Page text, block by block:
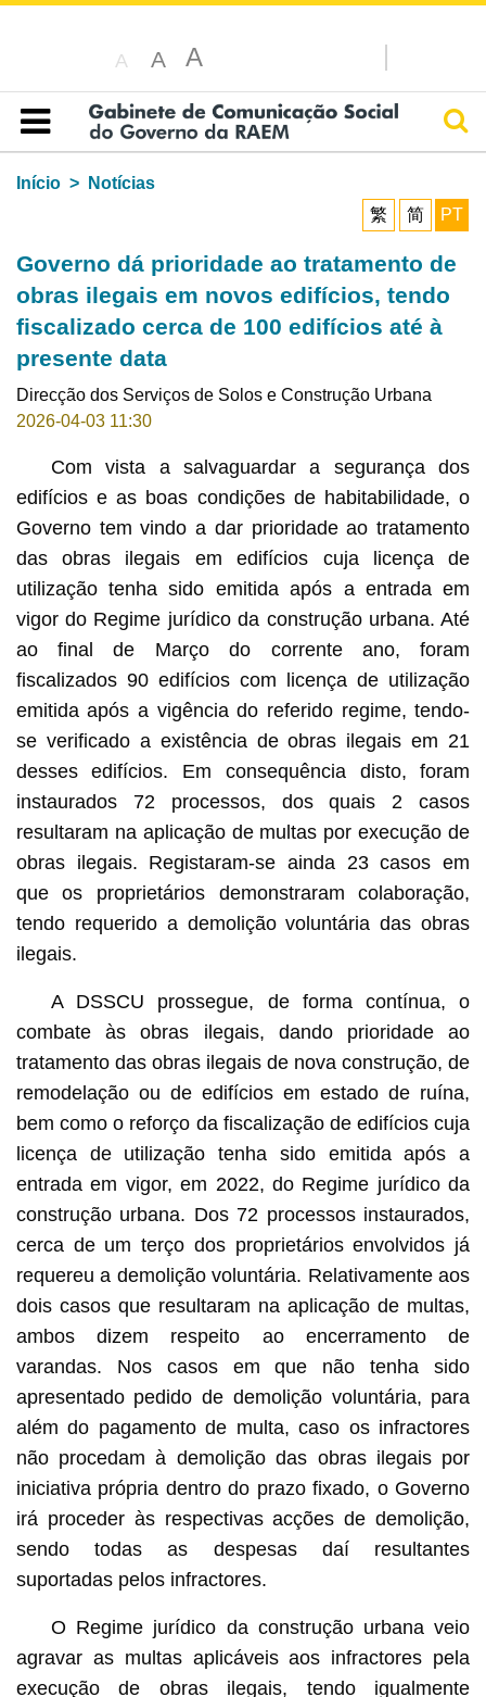
A A A
Índice
Início
Notícias
繁
简 PT
Governo dá prioridade ao tratamento de
obras ilegais em novos edifícios, tendo
fiscalizado cerca de 100 edifícios até à
presente data
Direcção dos Serviços de Solos e Construção Urbana
2026-04-03 11:30
Com vista a salvaguardar a segurança dos
edifícios e as boas condições de habitabilidade, o
Governo tem vindo a dar prioridade ao tratamento
das obras ilegais em edifícios cuja licença de
utilização tenha sido emitida após a entrada em
vigor do Regime jurídico da construção urbana. Até
ao final de Março do corrente ano, foram
fiscalizados 90 edifícios com licença de utilização
emitida após a vigência do referido regime, tendo-
se verificado a existência de obras ilegais em 21
desses edifícios. Em consequência disto, foram
instaurados 72 processos, dos quais 2 casos
resultaram na aplicação de multas por execução de
obras ilegais. Registaram-se ainda 23 casos em
que os proprietários demonstraram colaboração,
tendo requerido a demolição voluntária das obras
ilegais.
A DSSCU prossegue, de forma contínua, o
combate às obras ilegais, dando prioridade ao
tratamento das obras ilegais de nova construção, de
remodelação ou de edifícios em estado de ruína,
bem como o reforço da fiscalização de edifícios cuja
licença de utilização tenha sido emitida após a
entrada em vigor, em 2022, do Regime jurídico da
construção urbana. Dos 72 processos instaurados,
cerca de um terço dos proprietários envolvidos já
requereu a demolição voluntária. Relativamente aos
dois casos que resultaram na aplicação de multas,
ambos dizem respeito ao encerramento de
varandas. Nos casos em que não tenha sido
apresentado pedido de demolição voluntária, para
além do pagamento de multa, caso os infractores
não procedam à demolição das obras ilegais por
iniciativa própria dentro do prazo fixado, o Governo
irá proceder às respectivas acções de demolição,
sendo todas as despesas daí resultantes
suportadas pelos infractores.
O Regime jurídico da construção urbana veio
agravar as multas aplicáveis aos infractores pela
execução de obras ilegais, tendo igualmente